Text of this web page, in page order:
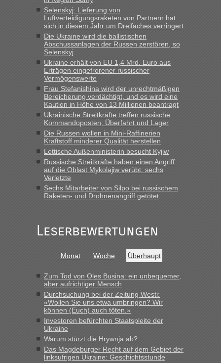
schnellsten?
„Bin am Montag 15.6.26 um 8 Uhr in Urgyniw ausgereist,
das erste Mal an einem Montagmorgen ca. 15 Fahrzeuge
vor mir, bin sonst der Erste oder Zweite, egal, nach ca 20
Minuten wurde dann die nächste Welle...“
Berichte und Reisetipps • Re: An welchem
Grenzübergang zwischen Polen und der Ukraine geht es am
schnellsten?
„Derzeit, ist es überall sehr voll an den Grenzen Ukraine/
Polen. Zb. Krakovets 100 PKW ca. 10 h Wartezeit. Wollen
Montag rüber, versuchen es sehr früh.“
Selenskyj: Lieferung von
Luftverteidigungsraketen von Partnern hat
sich in diesem Jahr um Dreifaches verringert
Die Ukraine wird die ballistischen
Abschussanlagen der Russen zerstören, so
Selenskyj
Ukraine erhält von EU 1,4 Mrd. Euro aus
Erträgen eingefrorener russischer
Vermögenswerte
Frau Stefanishina wird der unrechtmäßigen
Bereicherung verdächtigt, und es wird eine
Kaution in Höhe von 13 Millionen beantragt
Ukrainische Streitkräfte treffen russische
Kommandoposten, Überfahrt und Lager
Die Russen wollen in Mini-Raffinerien
Kraftstoff minderer Qualität herstellen
Lettische Außenministerin besucht Kyjiw
Russische Streitkräfte haben einen Angriff
auf die Oblast Mykolajiw verübt: sechs
Verletzte
Sechs Mitarbeiter von Silpo bei russischem
Raketen- und Drohnenangriff getötet
Leserbewertungen
Monat Woche Überhaupt
Zum Tod von Oles Busina: ein unbequemer,
aber aufrichtiger Mensch
Durchsuchung bei der Zeitung Westi:
«Wollen Sie uns etwa umbringen? Wir
können (Euch) auch töten.»
Investoren befürchten Staatspleite der
Ukraine
Warum stürzt die Hrywnja ab?
Das Magdeburger Recht auf dem Gebiet der
linksufrigen Ukraine: Geschichtsstunde